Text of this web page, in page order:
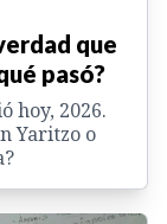
que
pasó?
hoy, 2026.
Yaritzo o